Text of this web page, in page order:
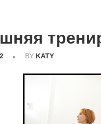
BY KATY